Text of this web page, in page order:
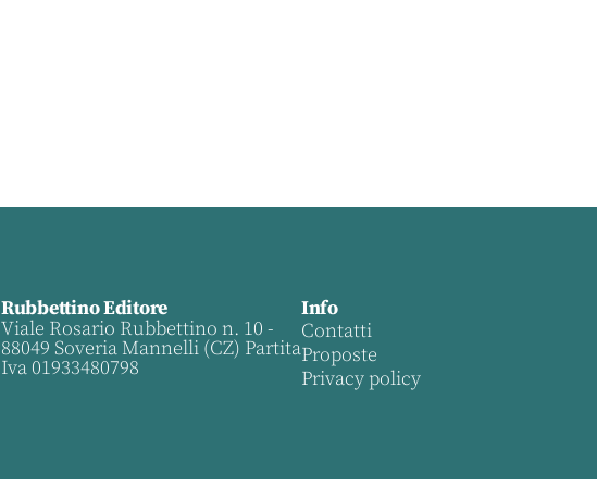
Rubbettino Editore
Viale Rosario Rubbettino n. 10 -
88049 Soveria Mannelli (CZ) Partita
Iva 01933480798
Info
Contatti
Proposte
Privacy policy